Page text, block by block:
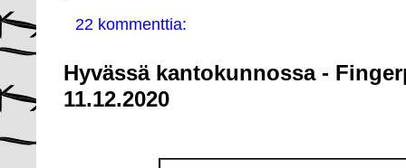
22 kommenttia:
Hyvässä kantokunnossa -
11.12.2020